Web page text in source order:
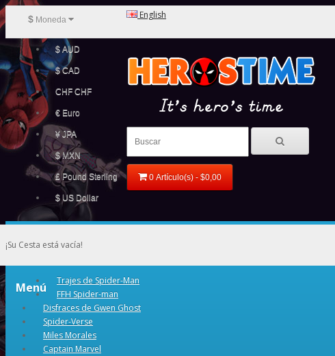
$ Moneda
$ AUD
$ CAD
CHF CHF
€ Euro
¥ JPA
$ MXN
£ Pound Sterling
$ US Dollar
English
0 Artículo(s) - $0,00
¡Su Cesta está vacía!
Menú
Trajes de Spider-Man
FFH Spider-man
Disfraces de Gwen Ghost
Spider-Verse
Miles Morales
Captain Marvel